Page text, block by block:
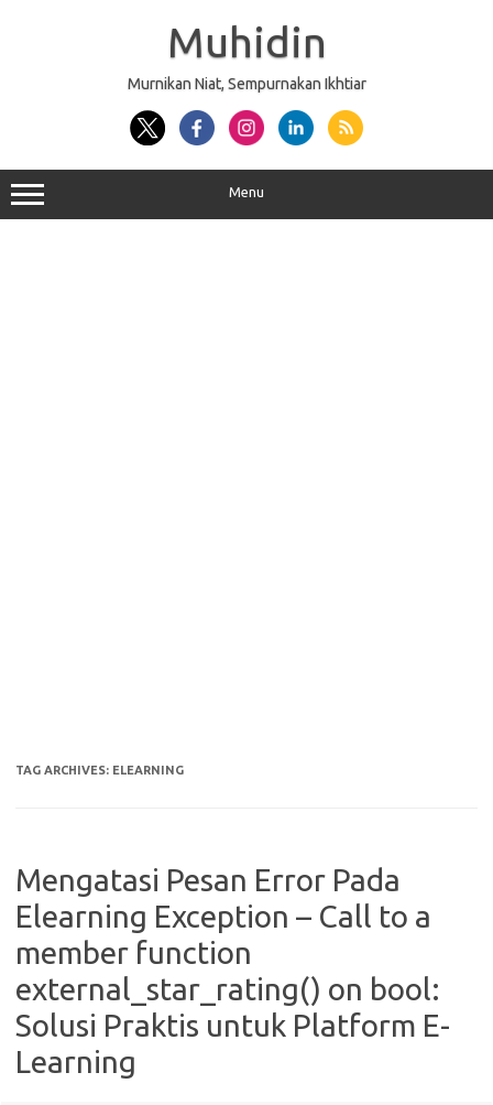
Muhidin
Murnikan Niat, Sempurnakan Ikhtiar
Menu
TAG ARCHIVES: ELEARNING
Mengatasi Pesan Error Pada
Elearning Exception – Call to a
member function
external_star_rating() on bool:
Solusi Praktis untuk Platform E-
Learning